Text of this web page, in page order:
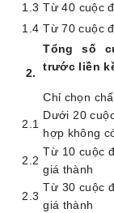
1.3 Từ40 cuộc
1.4 Từ 70 cuộc
2.
Tổng số
trước liền
Chỉ chọn
2.1
Dưới 20
hợp không
2.2
Từ 10 cuộc
giá thành
2.3
Từ 30 cuộc
giá thành